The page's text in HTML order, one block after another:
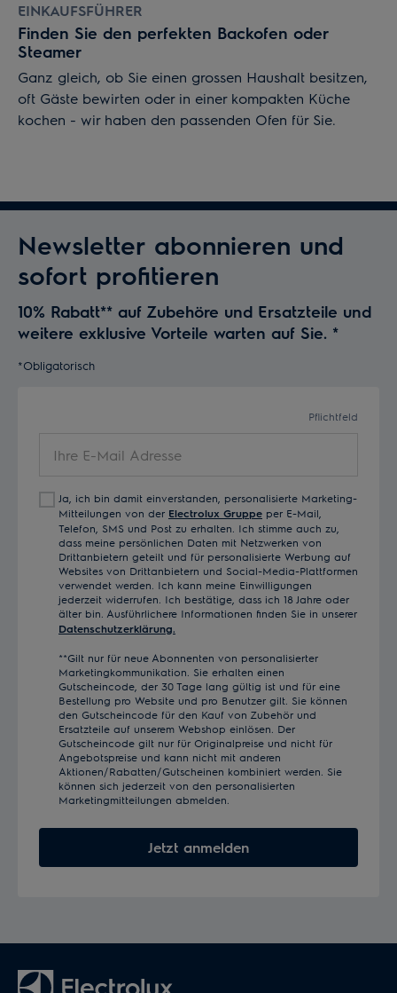
EINKAUFSFÜHRER
Finden Sie den perfekten Backofen oder
Steamer
Ganz gleich, ob Sie einen grossen Haushalt besitzen,
oft Gäste bewirten oder in einer kompakten Küche
kochen - wir haben den passenden Ofen für Sie.
Newsletter abonnieren und
sofort profitieren
10% Rabatt** auf Zubehöre und Ersatzteile und
weitere exklusive Vorteile warten auf Sie. *
*Obligatorisch
Pflichtfeld
Adresse
Ja, ich bin damit einverstanden, personalisierte Marketing-
Mitteilungen von der Electrolux Gruppe per E-Mail,
Telefon, SMS und Post zu erhalten. Ich stimme auch zu,
dass meine persönlichen Daten mit Netzwerken von
Drittanbietern geteilt und für personalisierte Werbung auf
Websites von Drittanbietern und Social-Media-Plattformen
verwendet werden. Ich kann meine Einwilligungen
jederzeit widerrufen. Ich bestätige, dass ich 18 Jahre oder
älter bin. Ausführlichere Informationen finden Sie in unserer
Datenschutzerklärung.
**Gilt nur für neue Abonnenten von personalisierter
Marketingkommunikation. Sie erhalten einen
Gutscheincode, der 30 Tage lang gültig ist und für eine
Bestellung pro Website und pro Benutzer gilt. Sie können
den Gutscheincode für den Kauf von Zubehör und
Ersatzteile auf unserem Webshop einlösen. Der
Gutscheincode gilt nur für Originalpreise und nicht für
Angebotspreise und kann nicht mit anderen
Aktionen/Rabatten/Gutscheinen kombiniert werden. Sie
können sich jederzeit von den personalisierten
Marketingmitteilungen abmelden.
Jetzt anmelden